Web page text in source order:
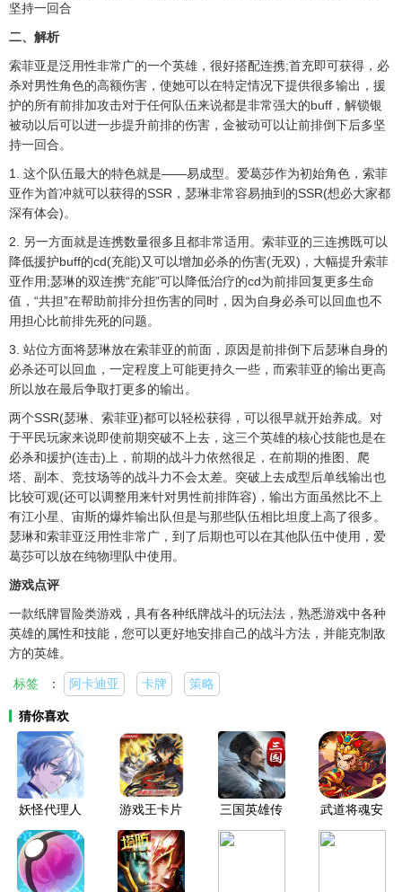
坚持一回合
二、解析
索菲亚是泛用性非常广的一个英雄，很好搭配连携;首充即可获得，必
杀对男性角色的高额伤害，使她可以在特定情况下提供很多输出，援
护的所有前排加攻击对于任何队伍来说都是非常强大的buff，解锁银
被动以后可以进一步提升前排的伤害，金被动可以让前排倒下后多坚
持一回合。
1. 这个队伍最大的特色就是——易成型。爱葛莎作为初始角色，索菲
亚作为首冲就可以获得的SSR，瑟琳非常容易抽到的SSR(想必大家都
深有体会)。
2. 另一方面就是连携数量很多且都非常适用。索菲亚的三连携既可以
降低援护buff的cd(充能)又可以增加必杀的伤害(无双)，大幅提升索菲
亚作用;瑟琳的双连携“充能”可以降低治疗的cd为前排回复更多生命
值，“共担”在帮助前排分担伤害的同时，因为自身必杀可以回血也不
用担心比前排先死的问题。
3. 站位方面将瑟琳放在索菲亚的前面，原因是前排倒下后瑟琳自身的
必杀还可以回血，一定程度上可能更持久一些，而索菲亚的输出更高
所以放在最后争取打更多的输出。
两个SSR(瑟琳、索菲亚)都可以轻松获得，可以很早就开始养成。对
于平民玩家来说即使前期突破不上去，这三个英雄的核心技能也是在
必杀和援护(连击)上，前期的战斗力依然很足，在前期的推图、爬
塔、副本、竞技场等的战斗力不会太差。突破上去成型后单线输出也
比较可观(还可以调整用来针对男性前排阵容)，输出方面虽然比不上
有江小星、宙斯的爆炸输出队但是与那些队伍相比坦度上高了很多。
瑟琳和索菲亚泛用性非常广，到了后期也可以在其他队伍中使用，爱
葛莎可以放在纯物理队中使用。
游戏点评
一款纸牌冒险类游戏，具有各种纸牌战斗的玩法法，熟悉游戏中各种
英雄的属性和技能，您可以更好地安排自己的战斗方法，并能克制敌
方的英雄。
标签 ： 阿卡迪亚 卡牌 策略
猜你喜欢
妖怪代理人
安卓版
游戏王卡片
力量6汉化
版
三国英雄传
奇官方版
武道将魂安
卓版